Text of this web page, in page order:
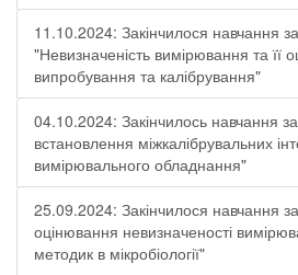
11.10.2024: Закінчилося навчання
"Невизначеність вимірювання та її
випробування та калібрування"
04.10.2024: Закінчилось навчання
встановлення міжкалібрувальних
вимірювального обладнання"
25.09.2024: Закінчилося навчання
оцінювання невизначеності
методик в мікробіології"